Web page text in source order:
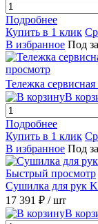
Подробнее
Купить в 1 клик
В избранное Под
просмотр
Тележка
В
Подробнее
Купить в 1 клик
В избранное Под
Быстрый просмотр
Сушилка для рук
17 391 ₽ / шт
В